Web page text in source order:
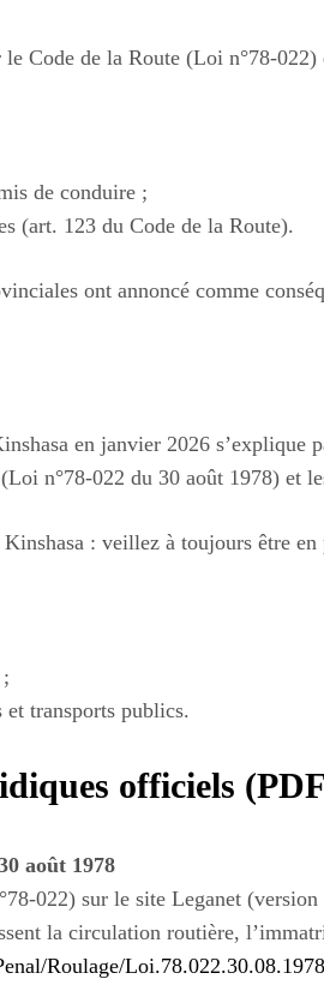
Code de la Route (Loi n°78-022)
de conduire ;
(art. 123 du Code de la Route).
ont annoncé comme
en janvier 2026
n°78-022 du 30 août 1978) et
: veillez à toujours être en
transports publics.
officiels
août 1978
022) sur le site Leganet
la circulation routière,
Roulage/